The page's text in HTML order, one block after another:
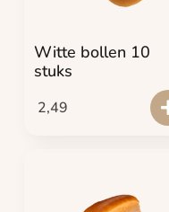
Witte bollen 10
stuks
2,49